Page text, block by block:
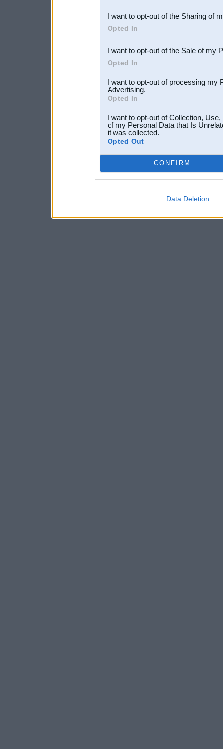
Downstream Participants
third parties.
I want to opt-out of the Sharing of
Opted In
I want to opt-out of the Sale of my
Opted In
I want to opt-out of processing my
Advertising.
Opted In
I want to opt-out of Collection,
of my Personal Data that Is
it was collected.
Opted Out
CONFIRM
Data Deletion